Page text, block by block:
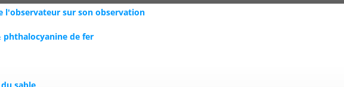
l'observateur sur son observation
phthalocyanine de fer